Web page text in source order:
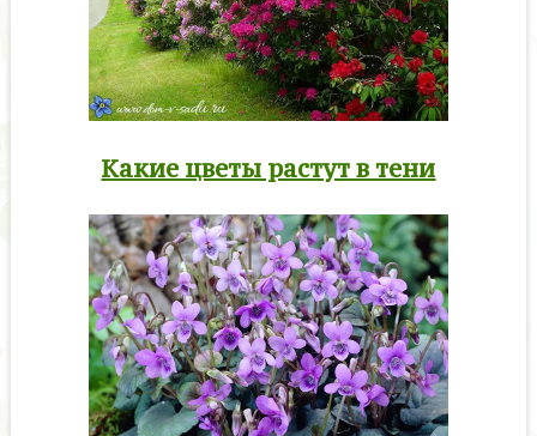
Какие цветы растут в тени